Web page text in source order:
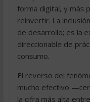
forma digital, y más
reinvertir. La
de desarrollo; es la
direccionable de
consumo.
El reverso del
mucho efectivo
la cifra más alta